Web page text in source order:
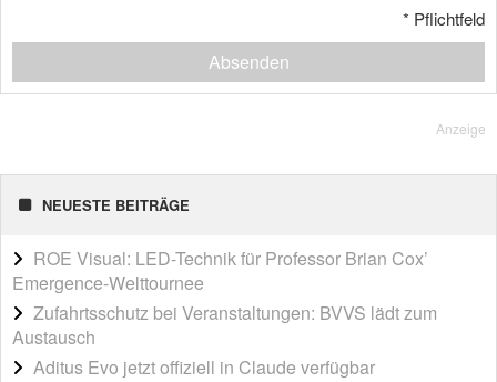
* Pflichtfeld
Absenden
Anzeige
NEUESTE BEITRÄGE
ROE Visual: LED-Technik für Professor Brian Cox’
Emergence-Welttournee
Zufahrtsschutz bei Veranstaltungen: BVVS lädt zum
Austausch
Aditus Evo jetzt offiziell in Claude verfügbar